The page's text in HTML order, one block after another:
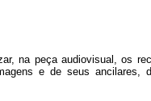
na peça audiovisual, os
e de seus ancilares,